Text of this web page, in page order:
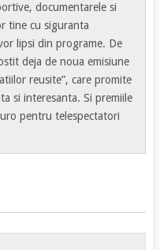
documentarele si
tine cu siguranta
lipsi din programe. De
deja de noua emisiune
reusite”, care promite
si interesanta. Si premiile
pentru telespectatori